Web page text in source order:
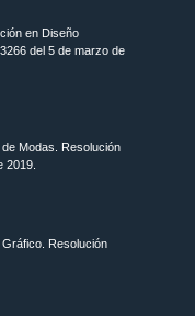
en Diseño
del 5 de marzo de
Modas. Resolución
2019.
Resolución